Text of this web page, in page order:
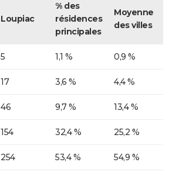
Loupiac
% des
résidences
principales
Moyenne
des villes
5 1,1 % 0,9 %
17 3,6 % 4,4 %
46 9,7 % 13,4 %
154 32,4 % 25,2 %
254 53,4 % 54,9 %